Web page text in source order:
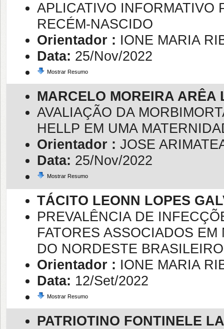
APLICATIVO INFORMATIVO
RECÉM-NASCIDO
Orientador : IONE MARIA
Data: 25/Nov/2022
Mostrar Resumo
MARCELO MOREIRA ARÊA
AVALIAÇÃO DA
HELLP EM UMA
Orientador : JOSE
Data: 25/Nov/2022
Mostrar Resumo
TÁCITO LEONN LOPES
PREVALÊNCIA DE
FATORES ASSOCIADOS
DO NORDESTE BRASILEIRO
Orientador : IONE MARIA
Data: 12/Set/2022
Mostrar Resumo
PATRIOTINO FONTINELE